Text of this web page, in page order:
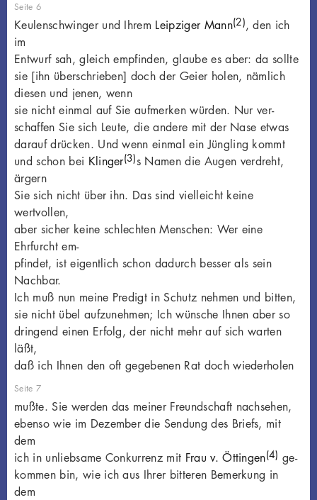
Seite 6
Keulenschwinger und Ihrem Leipziger Mann(2), den ich
im
Entwurf sah, gleich empfinden, glaube es aber: da sollte
sie [ihn überschrieben] doch der Geier holen, nämlich
diesen und jenen, wenn
sie nicht einmal auf Sie aufmerken würden. Nur ver-
schaffen Sie sich Leute, die andere mit der Nase etwas
darauf drücken. Und wenn einmal ein Jüngling kommt
und schon bei Klinger(3)s Namen die Augen verdreht,
ärgern
Sie sich nicht über ihn. Das sind vielleicht keine
wertvollen,
aber sicher keine schlechten Menschen: Wer eine
Ehrfurcht em-
pfindet, ist eigentlich schon dadurch besser als sein
Nachbar.
Ich muß nun meine Predigt in Schutz nehmen und bitten,
sie nicht übel aufzunehmen; Ich wünsche Ihnen aber so
dringend einen Erfolg, der nicht mehr auf sich warten
läßt,
daß ich Ihnen den oft gegebenen Rat doch wiederholen
Seite 7
mußte. Sie werden das meiner Freundschaft nachsehen,
ebenso wie im Dezember die Sendung des Briefs, mit
dem
ich in unliebsame Conkurrenz mit Frau v. Öttingen(4) ge-
kommen bin, wie ich aus Ihrer bitteren Bemerkung in
dem